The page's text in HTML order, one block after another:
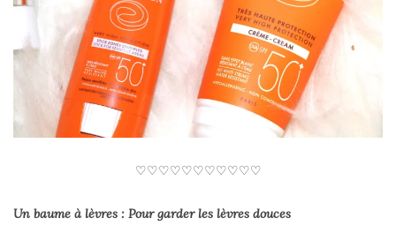
♡♡♡♡♡♡♡♡♡♡♡
Un baume à lèvres : Pour garder les lèvres douces